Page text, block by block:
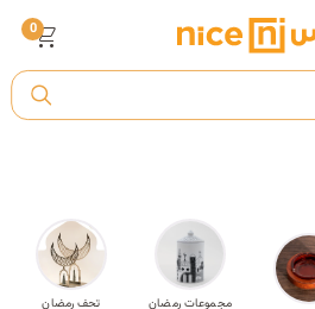
أ
0
مجموعات رمضان
تحف رمضان